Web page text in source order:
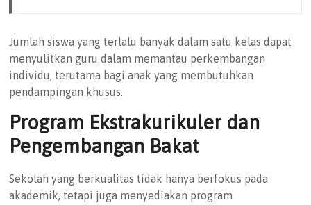
Jumlah siswa yang terlalu banyak dalam satu kelas dapat
menyulitkan guru dalam memantau perkembangan
individu, terutama bagi anak yang membutuhkan
pendampingan khusus.
Program Ekstrakurikuler dan
Pengembangan Bakat
Sekolah yang berkualitas tidak hanya berfokus pada
akademik, tetapi juga menyediakan program